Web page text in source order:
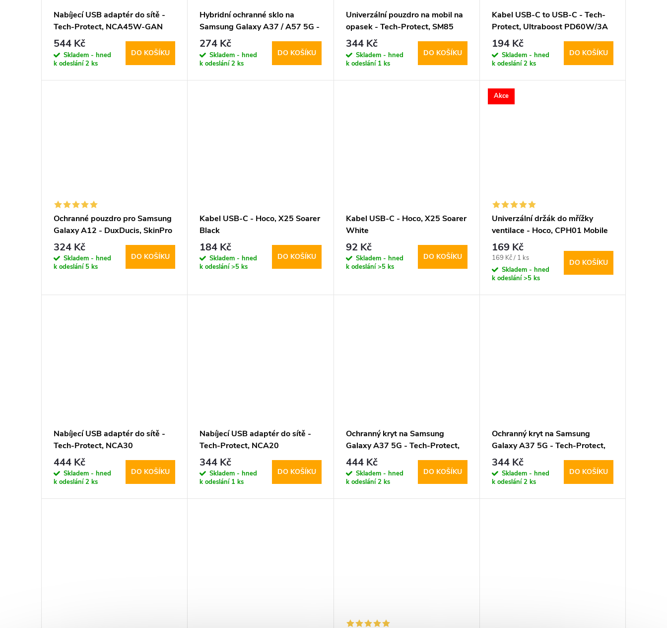
Nabíjecí USB adaptér do sítě -
Tech-Protect, NCA45W-GAN
PD45W/QC3.0 White + USB-C
kabel
544 Kč
Skladem - hned
k odeslání2 ks
DO KOŠÍKU
Hybridní ochranné sklo na
Samsung Galaxy A37 / A57 5G -
Tech-Protect, Glass Fit+ (2ks)
274 Kč
Skladem - hned
k odeslání2 ks
DO KOŠÍKU
Univerzální pouzdro na mobil na
opasek - Tech-Protect, SM85
5.8-6.8" Black
344 Kč
Skladem - hned
k odeslání 1 ks
DO KOŠÍKU
Kabel USB-C to USB-C - Tech-
Protect, Ultraboost PD60W/3A
White 100cm
194 Kč
Skladem - hned
k odeslání2 ks
DO KOŠÍKU
Ochranné pouzdro pro Samsung
Galaxy A12 - DuxDucis, SkinPro
Black
324 Kč
Skladem - hned
k odeslání 5 ks
DO KOŠÍKU
Kabel USB-C - Hoco, X25 Soarer
Black
184 Kč
Skladem - hned
k odeslání>5 ks
DO KOŠÍKU
Kabel USB-C - Hoco, X25 Soarer
White
92 Kč
Skladem - hned
k odeslání>5 ks
DO KOŠÍKU
Akce
Univerzální držák do mřížky
ventilace - Hoco, CPH01 Mobile
169 Kč
Měrná
cena:
169 Kč / 1 ks
Skladem - hned
k odeslání>5 ks
DO KOŠÍKU
Nabíjecí USB adaptér do sítě -
Tech-Protect, NCA30
PD30W/QC3.0 + USB-C kabel
444 Kč
Skladem - hned
k odeslání2 ks
DO KOŠÍKU
Nabíjecí USB adaptér do sítě -
Tech-Protect, NCA20
PD20W/QC3.0 + USB-C kabel
344 Kč
Skladem - hned
k odeslání 1 ks
DO KOŠÍKU
Ochranný kryt na Samsung
Galaxy A37 5G - Tech-Protect,
Magmat MagSafe Matte Black
444 Kč
Skladem - hned
k odeslání2 ks
DO KOŠÍKU
Ochranný kryt na Samsung
Galaxy A37 5G - Tech-Protect,
Magmat Matte Black
344 Kč
Skladem - hned
k odeslání2 ks
DO KOŠÍKU